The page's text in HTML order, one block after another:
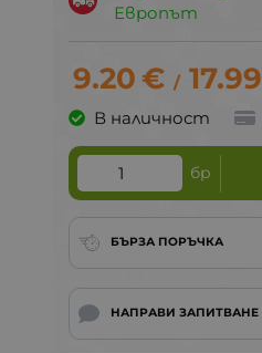
Европът
9.20€ / 17.99
В наличност
бр
БЪРЗА ПОРЪЧКА
НАПРАВИ ЗАПИТВАНЕ